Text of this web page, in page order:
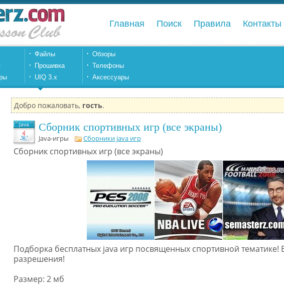
Главная Поиск Правила Контакты
Файлы
Прошивка
UIQ 3.x
Обзоры
Телефоны
Аксессуары
Добро пожаловать, гость.
Java Сборник спортивных игр (все экраны)
Java-игры Сборники java игр
Сборник спортивных игр (все экраны)
Подборка бесплатных java игр посвященных спортивной тематике!
разрешения!
Размер: 2 мб